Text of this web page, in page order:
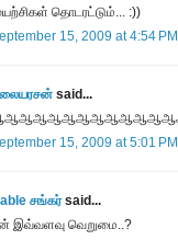
தொடரட்டும்... :))
15, 2009 at 4:54 PM
said...
15, 2009 at 5:01 PM
சங்கர்said...
இவ்வளவு வெறுமை..?